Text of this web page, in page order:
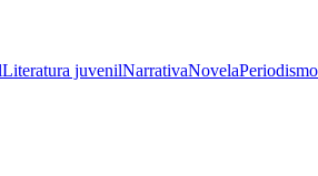
Literatura juvenilNarrativaNovelaPeriodismo